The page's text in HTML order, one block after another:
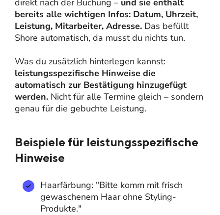
bereits alle wichtigen Infos: Datum, Uhrzeit,
Leistung, Mitarbeiter, Adresse. Das befüllt
Shore automatisch, da musst du nichts tun.
Was du zusätzlich hinterlegen kannst:
leistungsspezifische Hinweise die
automatisch zur Bestätigung hinzugefügt
werden. Nicht für alle Termine gleich – sondern
genau für die gebuchte Leistung.
Beispiele für leistungsspezifische
Hinweise
Haarfärbung: "Bitte komm mit frisch
gewaschenem Haar ohne Styling-
Produkte."